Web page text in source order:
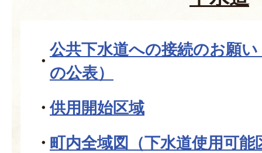
公共下水道への接続のお願
の公表）
供用開始区域
町内全域図（下水道使用可能